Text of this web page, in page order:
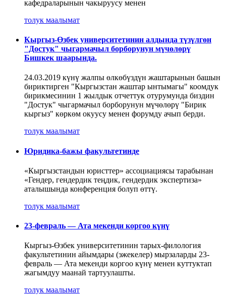
кафедраларынын чакыруусу менен
толук маалымат
Кыргыз-Өзбек университетинин алдында түзүлгөн
"Достук" чыгармачыл борборунун мүчөлөрү
Бишкек шаарында.
24.03.2019 күнү жалпы өлкөбүздүн жаштарынын башын
бириктирген "Кыргызстан жаштар ынтымагы" коомдук
бирикмесинин 1 жылдык отчеттук отурумунда биздин
"Достук" чыгармачыл борборунун мүчөлөрү "Бирик
кыргыз" көркөм окуусу менен форумду ачып берди.
толук маалымат
Юридика-бажы факультетинде
«Кыргызстандын юристтер» ассоциациясы тарабынан
«Гендер, гендердик теңдик, гендердик экспертиза»
аталышында конференция болуп өттү.
толук маалымат
23-февраль — Ата мекенди коргоо күнү
Кыргыз-Өзбек университетинин тарых-филология
факультетинин айымдары (эжекелер) мырзаларды 23-
февраль — Ата мекенди коргоо күнү менен куттуктап
жагымдуу маанай тартуулашты.
толук маалымат